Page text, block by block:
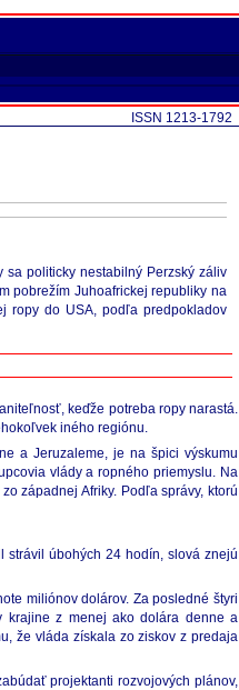
ISSN 1213-1792
politicky nestabilný Perzský záliv
pobrežím Juhoafrickej republiky na
ropy do USA, podľa predpokladov
keďže potreba ropy narastá.
iného regiónu.
a Jeruzaleme, je na špici výskumu
vlády a ropného priemyslu. Na
západnej Afriky. Podľa správy, ktorú
strávil úbohých 24 hodín, slová znejú
miliónov dolárov. Za posledné štyri
krajine z menej ako dolára denne a
že vláda získala zo ziskov z predaja
projektanti rozvojových plánov,